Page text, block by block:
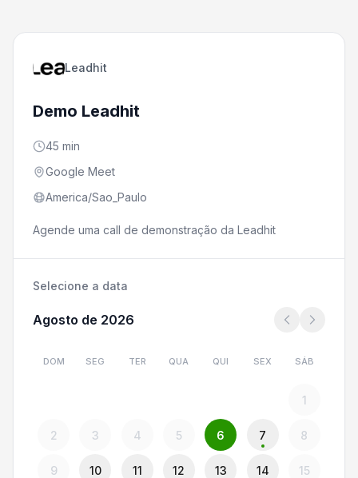
Leadhit
Demo Leadhit
45 min
Google Meet
America/Sao_Paulo
Agende uma call de demonstração da Leadhit
Selecione a data
Agosto de 2026
DOM SEG TER QUA QUI SEX SÁB
1
2 3 4 5 6 7 8
9 10 11 12 13 14 15